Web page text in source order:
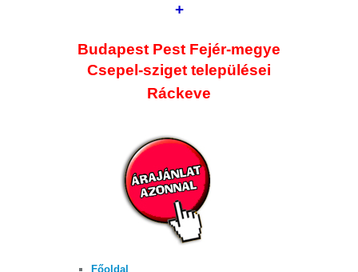
+
Budapest Pest Fejér-megye
Csepel-sziget települései
Ráckeve
Főoldal